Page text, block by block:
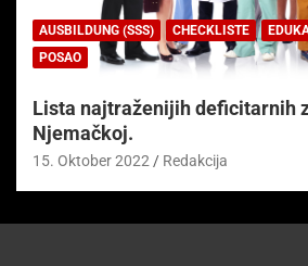
AUSBILDUNG (SSS) CHECKLISTE
POSAO
Lista najtraženijih deficitarnih
Njemačkoj.
15. Oktober 2022 Redakcija